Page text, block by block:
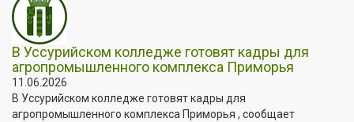
В Уссурийском колледже готовят кадры для
агропромышленного комплекса Приморья
11.06.2026
В Уссурийском колледже готовят кадры для
агропромышленного комплекса Приморья , сообщает